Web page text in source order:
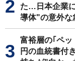
た…日本企業
導体"の意外な
富裕層の｢ペ
円の血統書付